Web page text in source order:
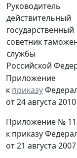
Руководитель
действительный
государственный
советник
службы
Российской
Приложение
к приказу
от 24 августа
Приложение № 11
к приказу
от 21 августа